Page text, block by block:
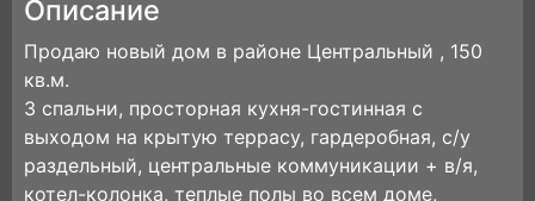
Описание
Продаю новый дом в районе Центральный , 150
кв.м.
3 спальни, просторная кухня-гостинная с
выходом на крытую теppacу, гaрдepoбная, с/у
раздельный, центральные коммуникации + в/я,
котел-колонка, теплые полы во всем доме,